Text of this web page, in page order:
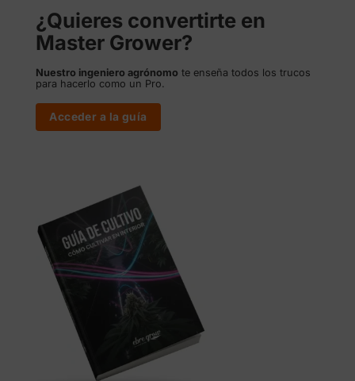
¿Quieres convertirte en
Master Grower?
Nuestro ingeniero agrónomo te enseña todos los trucos
para hacerlo como un Pro.
Acceder a la guía